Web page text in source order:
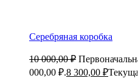
Серебряная коробка
10 000,00₽
000,00 ₽.8 300,00 ₽